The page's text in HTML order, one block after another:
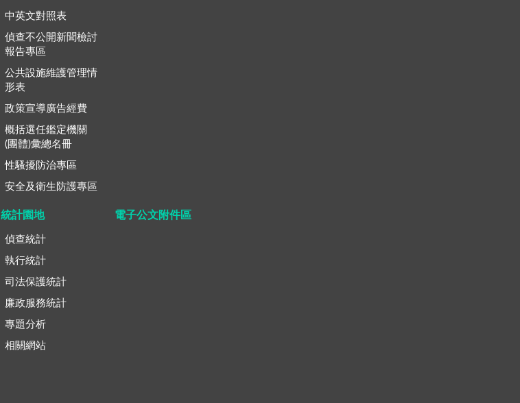
中英文對照表
偵查不公開新聞檢討
報告專區
公共設施維護管理情
形表
政策宣導廣告經費
概括選任鑑定機關
(團體)彙總名冊
性騷擾防治專區
安全及衛生防護專區
統計園地
偵查統計
執行統計
司法保護統計
廉政服務統計
專題分析
相關網站
電子公文附件區